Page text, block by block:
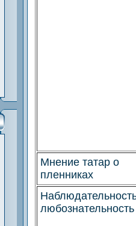
Мнение татар о
пленниках
любознательность